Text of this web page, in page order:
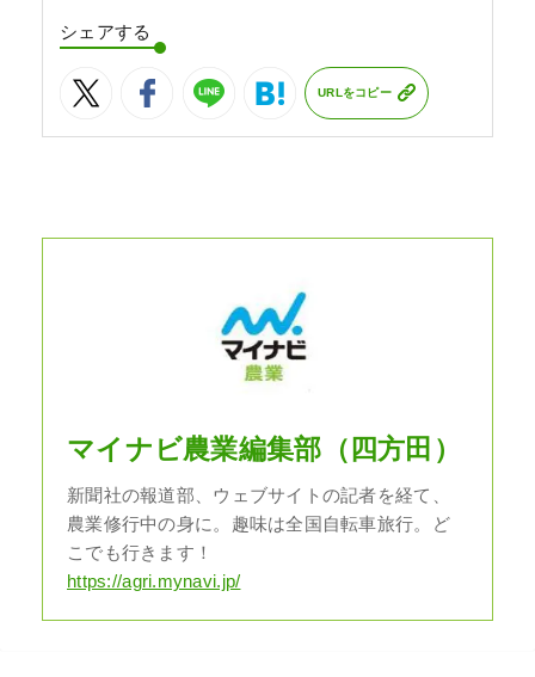
シェアする
URLをコピー
マイナビ農業編集部（四方田）
新聞社の報道部、ウェブサイトの記者を経て、
農業修行中の身に。趣味は全国自転車旅行。ど
こでも行きます！
https://agri.mynavi.jp/